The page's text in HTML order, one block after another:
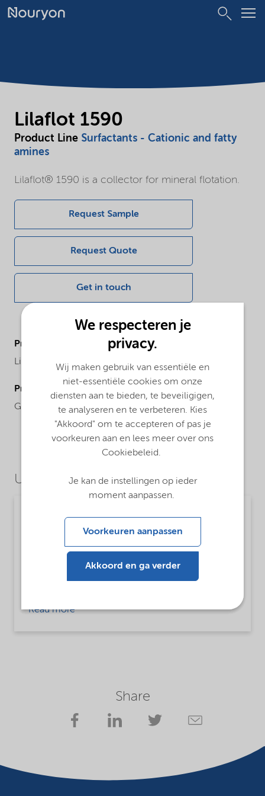
Lilaflot 1590
Product Line Surfactants - Cationic and fatty
amines
Lilaflot® 1590 is a collector for mineral flotation.
Request Sample
Request Quote
Get in touch
ProductBrand
Lilaflot®
ProductRegionalAvailability
Global
Use Cases
MsbLongDescription
Lilaflot® 1590 is intended to be used as a
collector for flotation of silicate minerals from
carbonate ores.
Read more
Share
We respecteren je
privacy.
Wij maken gebruik van essentiële en
niet-essentiële cookies om onze
diensten aan te bieden, te beveiligigen,
te analyseren en te verbeteren. Kies
"Akkoord" om te accepteren of pas je
voorkeuren aan en lees meer over ons
Cookiebeleid.
Je kan de instellingen op ieder
moment aanpassen.
Voorkeuren aanpassen
Akkoord en ga verder